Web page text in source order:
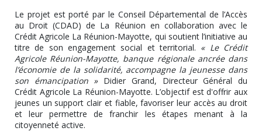
Le projet est porté par le Conseil Départemental de l’Accès
au Droit (CDAD) de La Réunion en collaboration avec le
Crédit Agricole La Réunion-Mayotte, qui soutient l’initiative au
titre de son engagement social et territorial. « Le Crédit
Agricole Réunion-Mayotte, banque régionale ancrée dans
l’économie de la solidarité, accompagne la jeunesse dans
son émancipation »Didier Grand, Directeur Général du
Crédit Agricole La Réunion-Mayotte. L’objectif est d'offrir aux
jeunes un support clair et fiable, favoriser leur accès au droit
et leur permettre de franchir les étapes menant à la
citoyenneté active.